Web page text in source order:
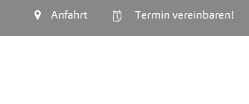
Anfahrt Termin vereinbaren!